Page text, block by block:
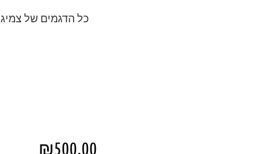
₪500.00